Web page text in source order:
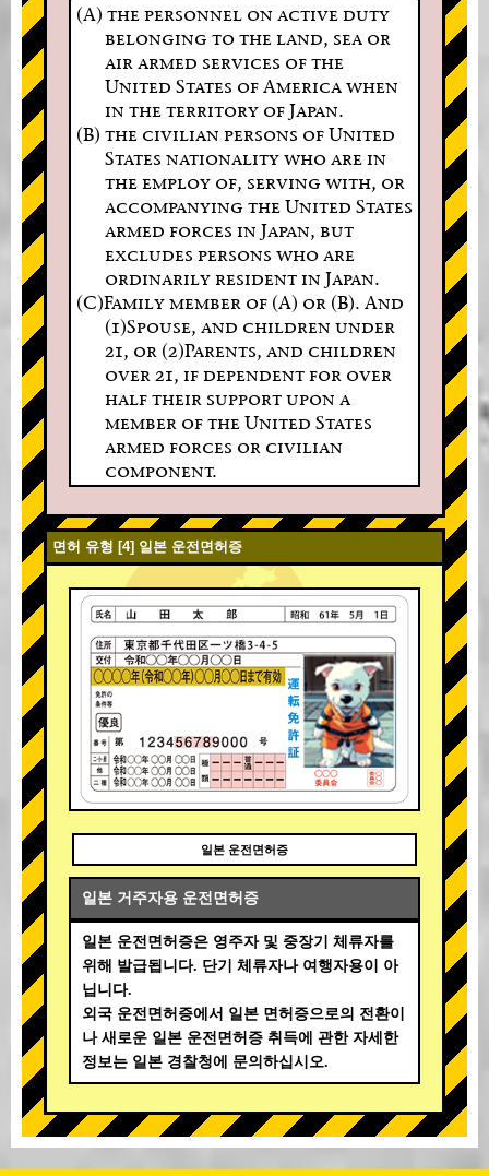
(A) the personnel on active duty
belonging to the land, sea or
air armed services of the
United States of America when
in the territory of Japan.
(B) the civilian persons of United
States nationality who are in
the employ of, serving with, or
accompanying the United States
armed forces in Japan, but
excludes persons who are
ordinarily resident in Japan.
(C)Family member of (A) or (B). And
(1)Spouse, and children under
21, or (2)Parents, and children
over 21, if dependent for over
half their support upon a
member of the United States
armed forces or civilian
component.
면허 유형 [4] 일본 운전면허증
일본 운전면허증
일본 거주자용 운전면허증
일본 운전면허증은 영주자 및 중장기 체류자를
위해 발급됩니다. 단기 체류자나 여행자용이 아
닙니다.
외국 운전면허증에서 일본 면허증으로의 전환이
나 새로운 일본 운전면허증 취득에 관한 자세한
정보는 일본 경찰청에 문의하십시오.